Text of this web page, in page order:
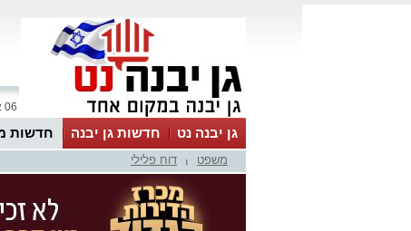
06 אוגוסט 2026 / 17:59
גן יבנה נט חדשות גן יבנה חדשות
MyKehila
משפט דוח פלילי